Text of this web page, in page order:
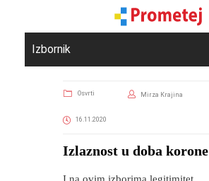
Izbornik
Osvrti Mirza Krajina
16.11.2020
Izlaznost u doba korone